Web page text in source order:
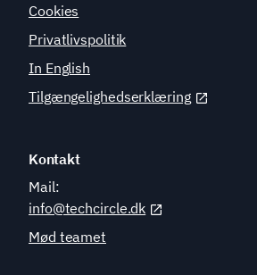
Cookies
Privatlivspolitik
In English
Tilgængelighedserklæring
Kontakt
Mail:
info@techcircle.dk
Mød teamet